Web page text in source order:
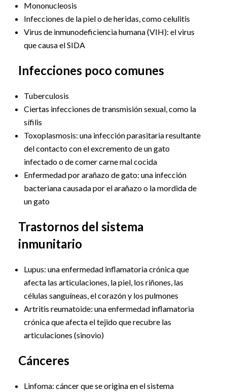
Mononucleosis
Infecciones de la piel o de heridas, como celulitis
Virus de inmunodeficiencia humana (VIH): el virus
que causa el SIDA
Infecciones poco comunes
Tuberculosis
Ciertas infecciones de transmisión sexual, como la
sífilis
Toxoplasmosis: una infección parasitaria resultante
del contacto con el excremento de un gato
infectado o de comer carne mal cocida
Enfermedad por arañazo de gato: una infección
bacteriana causada por el arañazo o la mordida de
un gato
Trastornos del sistema
inmunitario
Lupus: una enfermedad inflamatoria crónica que
afecta las articulaciones, la piel, los riñones, las
células sanguíneas, el corazón y los pulmones
Artritis reumatoide: una enfermedad inflamatoria
crónica que afecta el tejido que recubre las
articulaciones (sinovio)
Cánceres
Linfoma: cáncer que se origina en el sistema